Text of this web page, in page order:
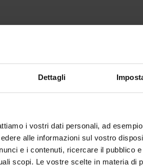
Dettagli
i vostri dati personali, ad
alle informazioni sul vostro
e i contenuti, ricercare il pubblico
scopi. Le vostre scelte in materia di